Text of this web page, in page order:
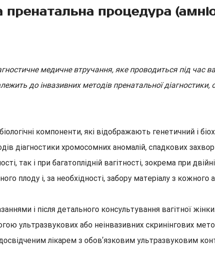
пренатальна процедура
медичне втручання, яке проводиться під час
до інвазивних методів пренатальної діагностики,
компоненти, які відображають генетичний і
діагностики хромосомних аномалій, спадкових
так і при багатоплідній вагітності, зокрема при
плоду і, за необхідності, забору матеріалу з кожного
і після детального консультування вагітної
ультразвукових або неінвазивних скринінгових
лікарем з обовʼязковим ультразвуковим